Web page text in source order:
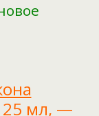
25 мл, —